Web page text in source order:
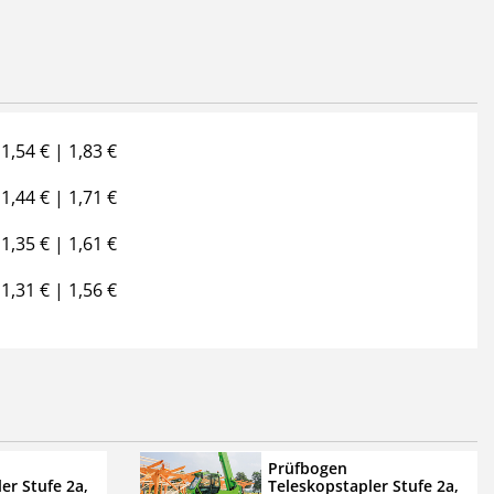
1,54 € | 1,83 €
1,44 € | 1,71 €
1,35 € | 1,61 €
1,31 € | 1,56 €
Stufe 2a,
Prüfbogen
Teleskopstapler Stufe 2a,